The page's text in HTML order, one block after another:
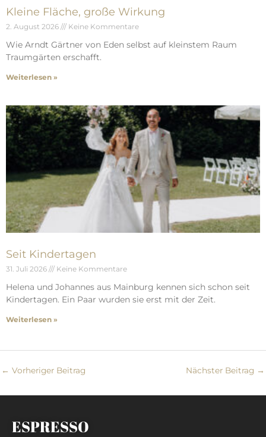
Kleine Fläche, große Wirkung
2. August 2026 Keine Kommentare
Wie Arndt Gärtner von Eden selbst auf kleinstem Raum
Traumgärten erschafft.
Weiterlesen »
Seit Kindertagen
31. Juli 2026 Keine Kommentare
Helena und Johannes aus Mainburg kennen sich schon seit
Kindertagen. Ein Paar wurden sie erst mit der Zeit.
Weiterlesen »
← Vorheriger Beitrag Nächster Beitrag →
ESPRESSO